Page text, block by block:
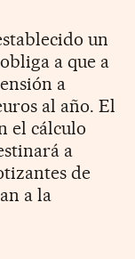
un
a que a
a
al año. El
el cálculo
a
de
a la